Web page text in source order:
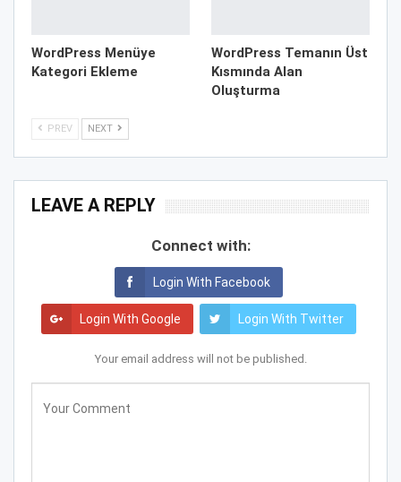
WordPress Menüye
Kategori Ekleme
WordPress Temanın Üst
Kısmında Alan
Oluşturma
PREV NEXT
LEAVE A REPLY
Connect with:
Login With Facebook
Login With Google Login With Twitter
Your email address will not be published.